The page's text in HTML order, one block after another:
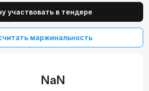
участвовать в тендере
маржинальность
NaN